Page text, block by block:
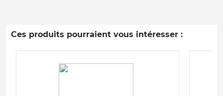
Ces produits pourraient vous intéresser :